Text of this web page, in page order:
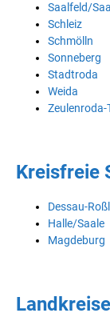
Saalfeld/
Schleiz
Schmölln
Sonneberg
Stadtroda
Weida
Zeulenroda-
Kreisfreie
Dessau-
Halle/Saale
Magdeburg